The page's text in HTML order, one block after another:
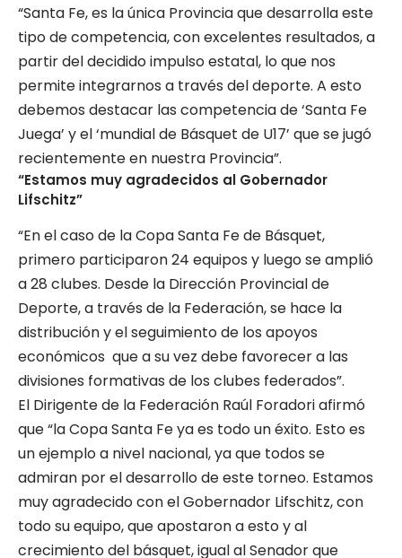
“Santa Fe, es la única Provincia que desarrolla este
tipo de competencia, con excelentes resultados, a
partir del decidido impulso estatal, lo que nos
permite integrarnos a través del deporte. A esto
debemos destacar las competencia de ‘Santa Fe
Juega’ y el ‘mundial de Básquet de U17’ que se jugó
recientemente en nuestra Provincia”.
“Estamos muy agradecidos al Gobernador
Lifschitz”
“En el caso de la Copa Santa Fe de Básquet,
primero participaron 24 equipos y luego se amplió
a 28 clubes. Desde la Dirección Provincial de
Deporte, a través de la Federación, se hace la
distribución y el seguimiento de los apoyos
económicos que a su vez debe favorecer a las
divisiones formativas de los clubes federados”.
El Dirigente de la Federación Raúl Foradori afirmó
que “la Copa Santa Fe ya es todo un éxito. Esto es
un ejemplo a nivel nacional, ya que todos se
admiran por el desarrollo de este torneo. Estamos
muy agradecido con el Gobernador Lifschitz, con
todo su equipo, que apostaron a esto y al
crecimiento del básquet, igual al Senador que